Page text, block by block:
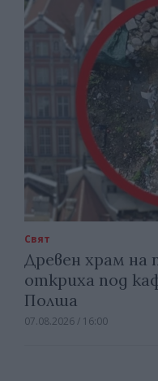
Свят
Древен храм на
откриха под
Полша
07.08.2026 / 16:00